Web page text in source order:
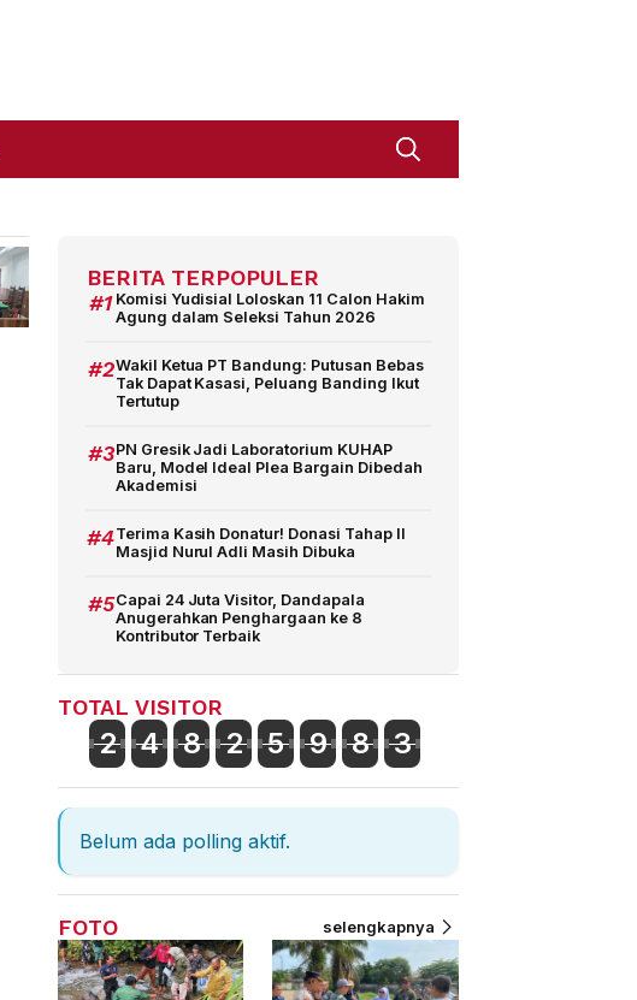
BERITA TERPOPULER
#1 Komisi Yudisial Loloskan 11 Calon Hakim
Agung dalam Seleksi Tahun 2026
#2Wakil Ketua PT Bandung: Putusan Bebas
Tak Dapat Kasasi, Peluang Banding Ikut
Tertutup
#3PN Gresik Jadi Laboratorium KUHAP
Baru, Model Ideal Plea Bargain Dibedah
Akademisi
#4Terima Kasih Donatur! Donasi Tahap II
Masjid Nurul Adli Masih Dibuka
#5Capai 24 Juta Visitor, Dandapala
Anugerahkan Penghargaan ke 8
Kontributor Terbaik
TOTAL VISITOR
2 4 8 2 5 9 8 3
Belum ada polling aktif.
FOTO selengkapnya